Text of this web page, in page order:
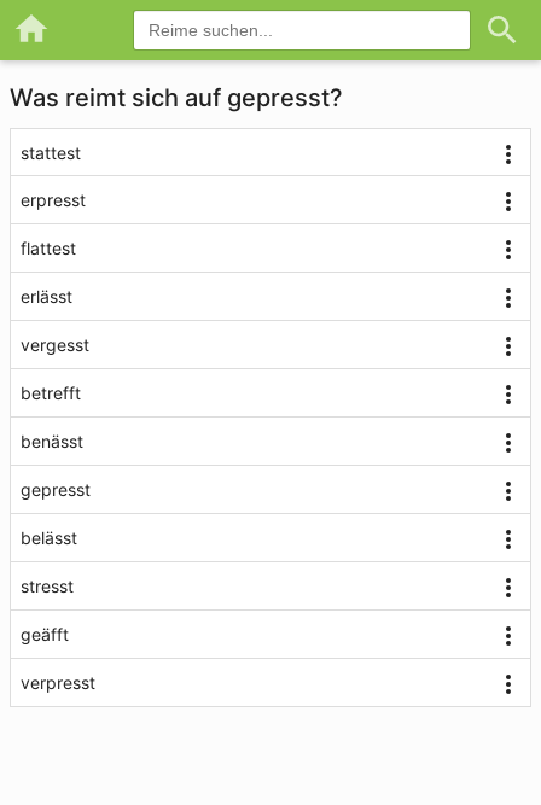
Was reimt sich auf gepresst?
stattest
erpresst
flattest
erlässt
vergesst
betrefft
benässt
gepresst
belässt
stresst
geäfft
verpresst